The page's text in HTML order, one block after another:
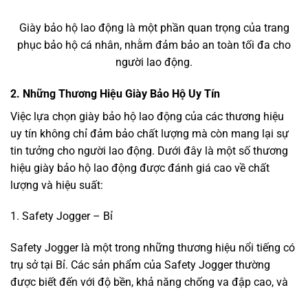
Giày bảo hộ lao động là một phần quan trọng của trang
phục bảo hộ cá nhân, nhằm đảm bảo an toàn tối đa cho
người lao động.
2. Những Thương Hiệu Giày Bảo Hộ Uy Tín
Việc lựa chọn giày bảo hộ lao động của các thương hiệu
uy tín không chỉ đảm bảo chất lượng mà còn mang lại sự
tin tưởng cho người lao động. Dưới đây là một số thương
hiệu giày bảo hộ lao động được đánh giá cao về chất
lượng và hiệu suất:
1. Safety Jogger – Bỉ
Safety Jogger là một trong những thương hiệu nổi tiếng có
trụ sở tại Bỉ. Các sản phẩm của Safety Jogger thường
được biết đến với độ bền, khả năng chống va đập cao, và